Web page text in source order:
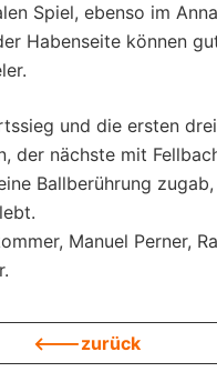
Spiel, ebenso im
Habenseite können
und die ersten
der nächste mit
Ballberührung
Manuel Perner,
<---zurück